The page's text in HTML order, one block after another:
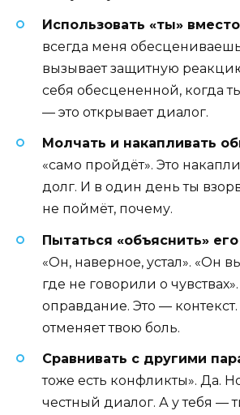
Использовать «ты»
всегда меня
вызывает защитную
себя обесцененной, когда
— это открывает диалог.
Молчать и накапливать
«само пройдёт». Это
долг. И в один день ты
не поймёт, почему.
Пытаться «объяснить»
«Он, наверное, устал». «Он
где не говорили о
оправдание. Это —
отменяет твою боль.
Сравнивать с другими
тоже есть конфликты». Да.
честный диалог. А у тебя —